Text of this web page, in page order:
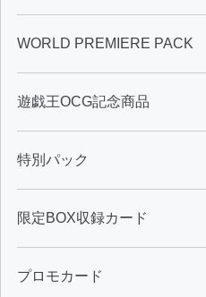
WORLD PREMIERE PACK
遊戯王OCG記念商品
特別パック
限定BOX収録カード
プロモカード